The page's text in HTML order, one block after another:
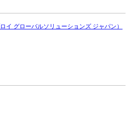
イ グローバルソリューションズ ジャパン）